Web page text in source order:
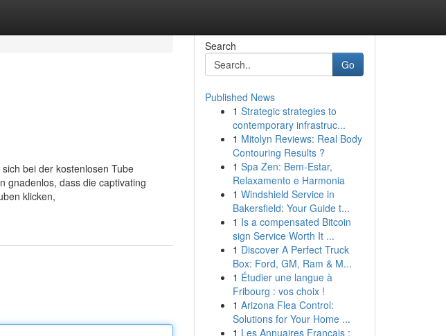
bei der kostenlosen Tube
gnadenlos, dass die captivating
klicken,
Search
Go
Published News
1 Strategic strategies to
contemporary infrastruc...
1 Mitolyn Reviews: Real Body
Contouring Results ?
1 Spa Zen: Bem-Estar,
Relaxamento e Harmonia
1 Windshield Service in
Bakersfield: Your Guide t...
1 Is a compensated Bitcoin
sign Service Worth It ...
1 Discover A Perfect Truck
Box: Ford, GM, Ram & M...
1 Étudier une langue à
Fribourg : vos choix !
1 Arizona Flea Control:
Solutions for Your Home ...
1 Les Annuaires Français :